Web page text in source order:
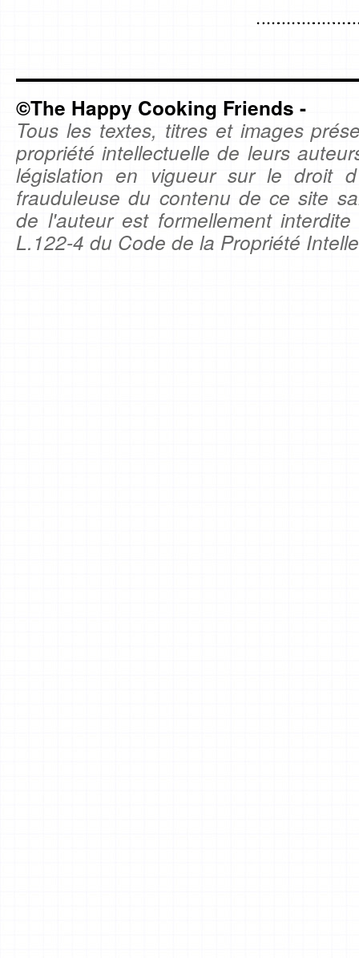
©The Happy Cooking Friends -
Tous les textes, titres et images
propriété intellectuelle de leurs
législation en vigueur sur le droit
frauduleuse du contenu de ce site
de l'auteur est formellement
L.122-4 du Code de la Propriété